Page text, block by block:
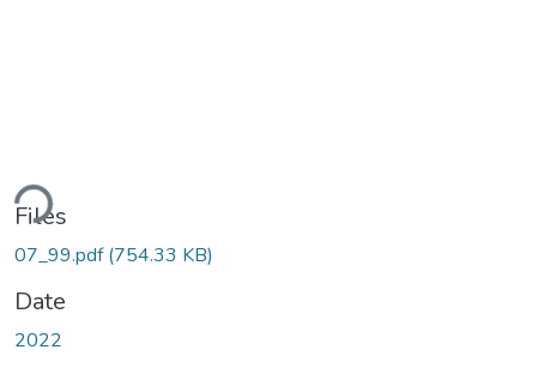
Files
07_99.pdf(754.33 KB)
Date
2022